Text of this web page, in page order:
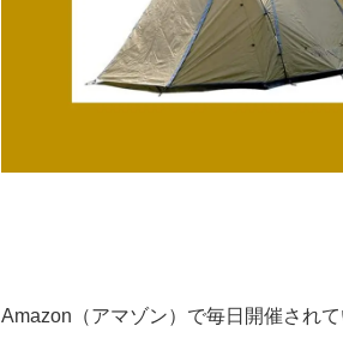
Amazon（アマゾン）で毎日開催され